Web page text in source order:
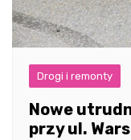
Drogi i remonty
Nowe
przy ul.